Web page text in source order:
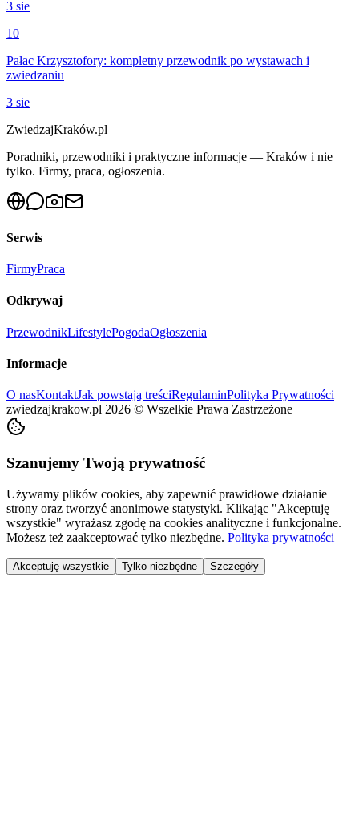
3 sie
10
Pałac Krzysztofory: kompletny przewodnik po wystawach i
zwiedzaniu
3 sie
ZwiedzajKraków.pl
Poradniki, przewodniki i praktyczne informacje — Kraków i nie
tylko. Firmy, praca, ogłoszenia.
Serwis
FirmyPraca
Odkrywaj
PrzewodnikLifestylePogodaOgłoszenia
Informacje
O nasKontaktJak powstają treściRegulaminPolityka Prywatności
zwiedzajkrakow.pl 2026 © Wszelkie Prawa Zastrzeżone
Szanujemy Twoją prywatność
Używamy plików cookies, aby zapewnić prawidłowe działanie
strony oraz tworzyć anonimowe statystyki. Klikając "Akceptuję
wszystkie" wyrażasz zgodę na cookies analityczne i funkcjonalne.
Możesz też zaakceptować tylko niezbędne. Polityka prywatności
Akceptuję wszystkie Tylko niezbędne Szczegóły